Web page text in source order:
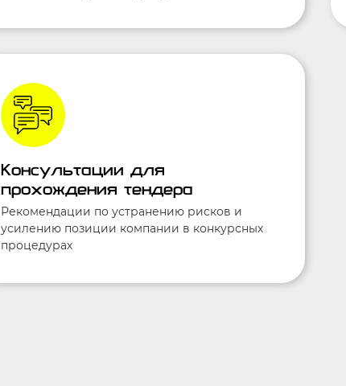
Консультации для
прохождения тендера
Рекомендации по устранению рисков и
усилению позиции компании в конкурсных
процедурах